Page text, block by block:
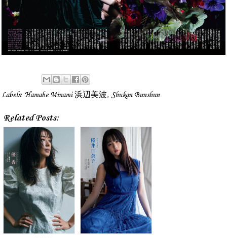
Labels: Hamabe Minami 浜辺美波, Shukan Bunshun
Related Posts: